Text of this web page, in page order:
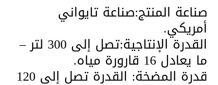
صناعة المنتج:صناعة تايواني
أمريكي.
القدرة الإنتاجية:تصل إلى 300 لتر –
ما يعادل 16 قارورة مياه.
قدرة المضخة: القدرة تصل إلى 120